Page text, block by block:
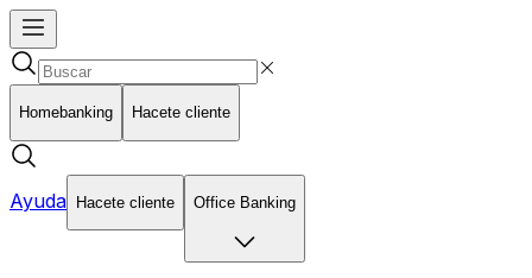
Homebanking Hacete cliente
Ayuda Hacete cliente Office Banking